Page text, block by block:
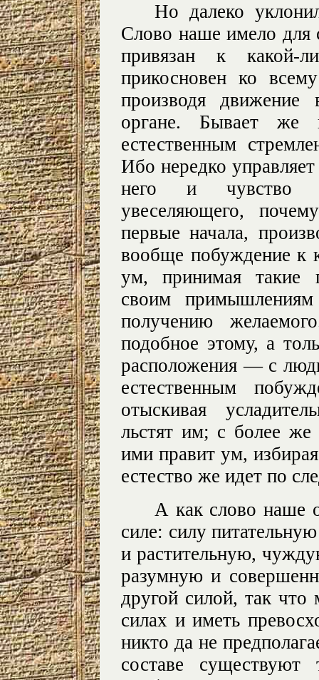
Но далеко
Слово наше имело для
привязан к какой-
прикосновен ко
производя
органе. Бывает же
естественным
Ибо нередко
него и чувство
увеселяющего,
первые начала,
вообще побуждение к
ум, принимая такие
своим примышлениям
получению
подобное этому, а
расположения — с
естественным
отыскивая
льстят им; с более
ими правит ум,
естество же идет по
А как слово наше
силе: силу
и растительную,
разумную и
другой силой, так
силах и иметь
никто да не
составе